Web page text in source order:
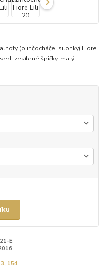
(punčocháče, silonky) Fiore
zesílené špičky, malý
E
154